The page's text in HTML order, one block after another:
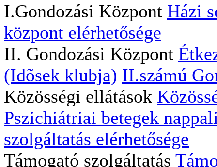
I.Gondozási Központ Házi
központ elérhetősége
II. Gondozási Központ
(Idõsek klubja) II.számú
Közösségi ellátások
Pszichiátriai betegek
szolgáltatás elérhetősége
Támogató szolgáltatás